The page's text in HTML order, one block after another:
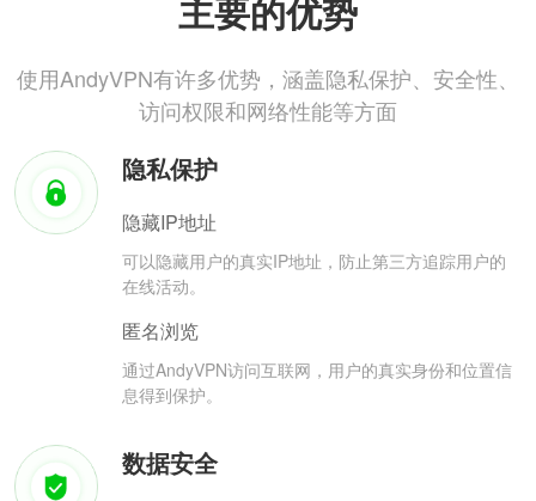
主要的优势
使用AndyVPN有许多优势，涵盖隐私保护、安全性、
访问权限和网络性能等方面
隐私保护
隐藏IP地址
可以隐藏用户的真实IP地址，防止第三方追踪用户的
在线活动。
匿名浏览
通过AndyVPN访问互联网，用户的真实身份和位置信
息得到保护。
数据安全